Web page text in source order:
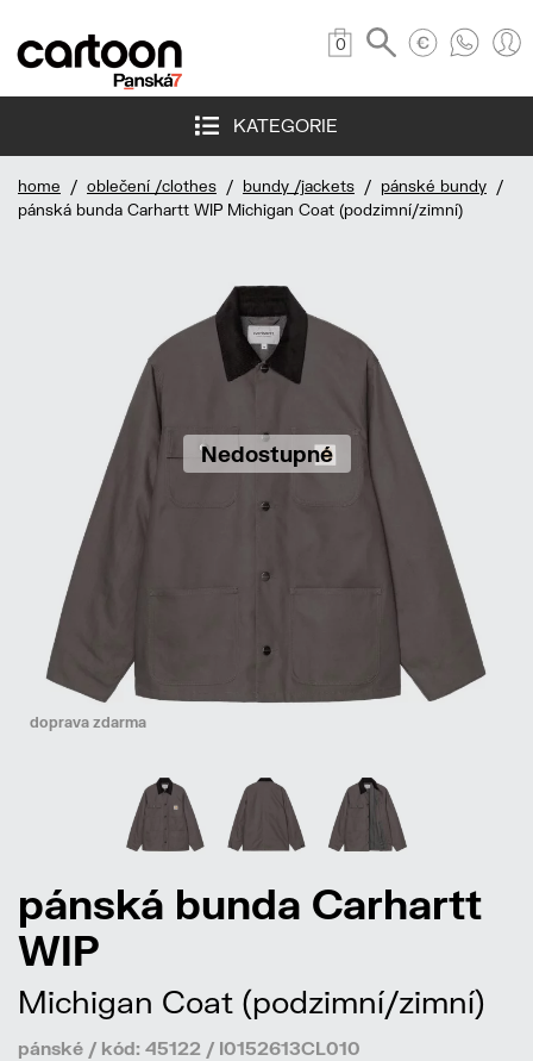
0
KATEGORIE
home / oblečení /clothes / bundy /jackets / pánské bundy /
pánská bunda Carhartt WIP Michigan Coat (podzimní/zimní)
Nedostupné
doprava zdarma
pánská bunda Carhartt
WIP
Michigan Coat (podzimní/zimní)
pánské / kód: 45122 / I0152613CL010